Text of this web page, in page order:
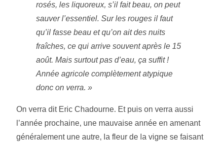
rosés, les liquoreux, s’il fait beau, on peut
sauver l’essentiel. Sur les rouges il faut
qu’il fasse beau et qu’on ait des nuits
fraîches, ce qui arrive souvent après le 15
août. Mais surtout pas d’eau, ça suffit !
Année agricole complètement atypique
donc on verra. »
On verra dit Eric Chadourne. Et puis on verra aussi
l’année prochaine, une mauvaise année en amenant
généralement une autre, la fleur de la vigne se faisant